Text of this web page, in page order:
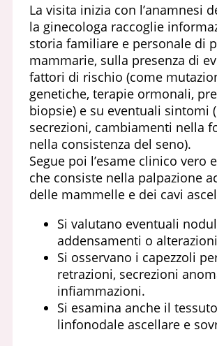
La visita inizia con l’anamnesi
la ginecologa raccoglie
storia familiare e personale di
mammarie, sulla presenza di
fattori di rischio (come
genetiche, terapie ormonali,
biopsie) e su eventuali sintomi
secrezioni, cambiamenti nella
nella consistenza del seno).
Segue poi l’esame clinico vero
che consiste nella palpazione
delle mammelle e dei cavi
Si valutano eventuali
addensamenti o
Si osservano i capezzoli
retrazioni, secrezioni
infiammazioni.
Si esamina anche il tessuto
linfonodale ascellare e